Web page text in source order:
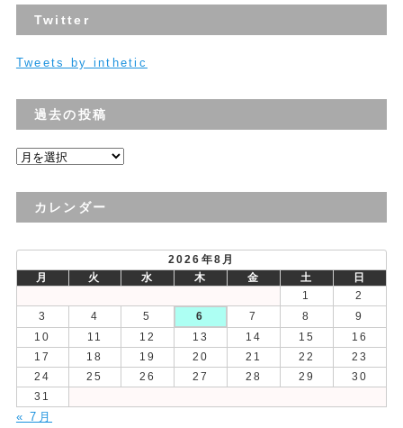
Twitter
Tweets by inthetic
過去の投稿
過
の
カレンダー
2026年8月
月
火 水 木 金 土
日
1
2
3
4 5 6 7 8
9
10
11 12 13 14 15
16
17
18 19 20 21 22
23
24
25 26 27 28 29
30
31
« 7月